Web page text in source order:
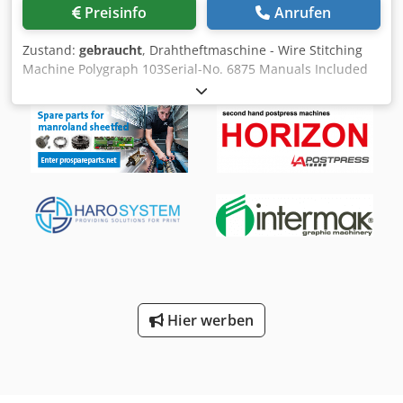
Service und Lieferung. Unsere Ingenieure und Manager
Bedarf Videounterstützung zu leisten. Außerdem erhalten
Besitzer von Wattsan-Geräten lebenslangen Online-
Support. Virmer ist in den Niederlanden ansässig und
arbeitet in ganz Europa. Virmer ist der offizielle Lieferant
von Wattsan. Wir liefern nicht nur Lasergravierer, sondern
auch Metallschneider, Schweißgeräte, Markierer und
Reinigungsmaschinen. Wattsan ist ein chinesischer
Hersteller, der seit fast 15 Jahren Lasergeräte herstellt und
sich mit Hilfe seiner Kunden ständig weiterentwickelt.
Dank des Feedbacks hat Wattsan über 50
heben können. SIE KÖNNEN UNS SCHREIBEN ODER
ANRUFEN! WIR WÄHLEN DIE RICHTIGE MASCHINE FÜR IHRE
AUFGABE AUS Wenn Sie nach einer richtigen Laser- oder
Preisinfo Anrufen
Zustand: gebraucht, Drahtheftmaschine - Wire Stitching
Machine Polygraph 103Serial-No. 6875 Manuals Included
Online-Video-Inspection by Skype-Video We would be very
pleased with your visit - more machines on Stock Available
Immediately - Can be inspect On Stock Emskirchen /
Nürnberg - Can be test Dsdpfeh Ax Ufjx Acqskr
Hier werben